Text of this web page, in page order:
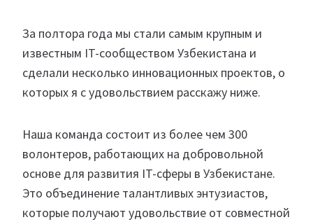
За полтора года мы стали самым крупным и
известным IT-сообществом Узбекистана и
сделали несколько инновационных проектов, о
которых я с удовольствием расскажу ниже.
Наша команда состоит из более чем 300
волонтеров, работающих на добровольной
основе для развития IT-сферы в Узбекистане.
Это объединение талантливых энтузиастов,
которые получают удовольствие от совместной